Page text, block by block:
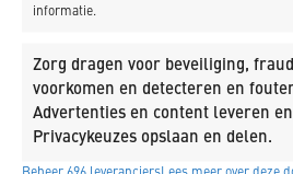
informatie.
Zorg dragen voor beveiliging,
voorkomen en detecteren en
Advertenties en content leveren
Privacykeuzes opslaan en delen.